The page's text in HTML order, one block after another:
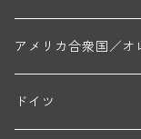
エマニュエル・ルジェ(
フランク・ジュイヤー
ギイ・ブルトン(モルゴ
ディディエ・ダグノー(
レジス・ミネ(プイィ・
トゥーレーヌ地区
ド・ラ・ノブレ(シノン)
アルボワ
ペリカン
アメリカ合衆国／オ
ウィラメット・ヴァ
ドイツ